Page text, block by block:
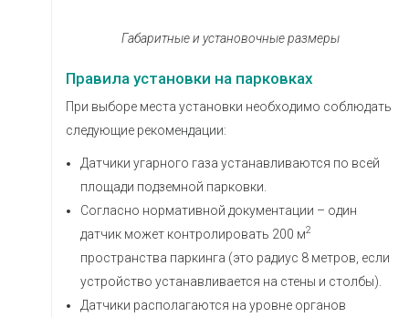
Габаритные и установочные размеры
Правила установки на парковках
При выборе места установки необходимо соблюдать
следующие рекомендации:
Датчики угарного газа устанавливаются по всей
площади подземной парковки.
Согласно нормативной документации – один
датчик может контролировать 200 м2
пространства паркинга (это радиус 8 метров, если
устройство устанавливается на стены и столбы).
Датчики располагаются на уровне органов